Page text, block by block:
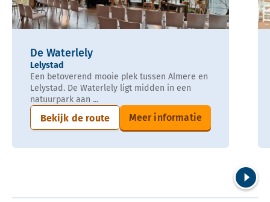
De Waterlely
Lelystad
Een betoverend mooie plek tussen Almere en
Lelystad. De Waterlely ligt midden in een
natuurpark aan ...
Bekijk de route Meer informatie